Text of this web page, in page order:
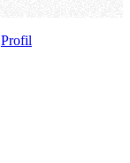
Profil